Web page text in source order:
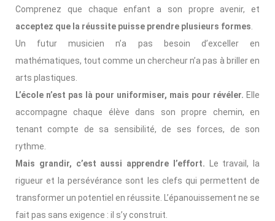
Comprenez que chaque enfant a son propre avenir, et
acceptez que la réussite puisse prendre plusieurs formes
Un futur musicien n’a pas besoin d’exceller en
mathématiques, tout comme un chercheur n’a pas à briller en
arts plastiques.
L’école n’est pas là pour uniformiser, mais pour révéler. Elle
accompagne chaque élève dans son propre chemin, en
tenant compte de sa sensibilité, de ses forces, de son
rythme.
Mais grandir, c’est aussi apprendre l’effort. Le travail, la
rigueur et la persévérance sont les clefs qui permettent de
transformer un potentiel en réussite. L’épanouissement ne se
fait pas sans exigence : il s’y construit.